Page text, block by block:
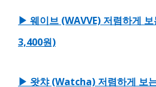
▶ 웨이브 (WAVVE) 저렴하게
3,400원)
▶ 왓챠 (Watcha) 저렴하게 보